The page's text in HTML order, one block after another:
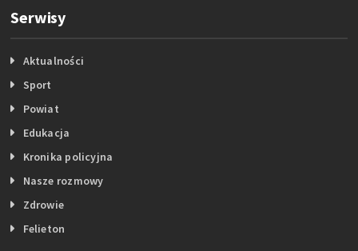
Serwisy
Aktualności
Sport
Powiat
Edukacja
Kronika policyjna
Nasze rozmowy
Zdrowie
Felieton